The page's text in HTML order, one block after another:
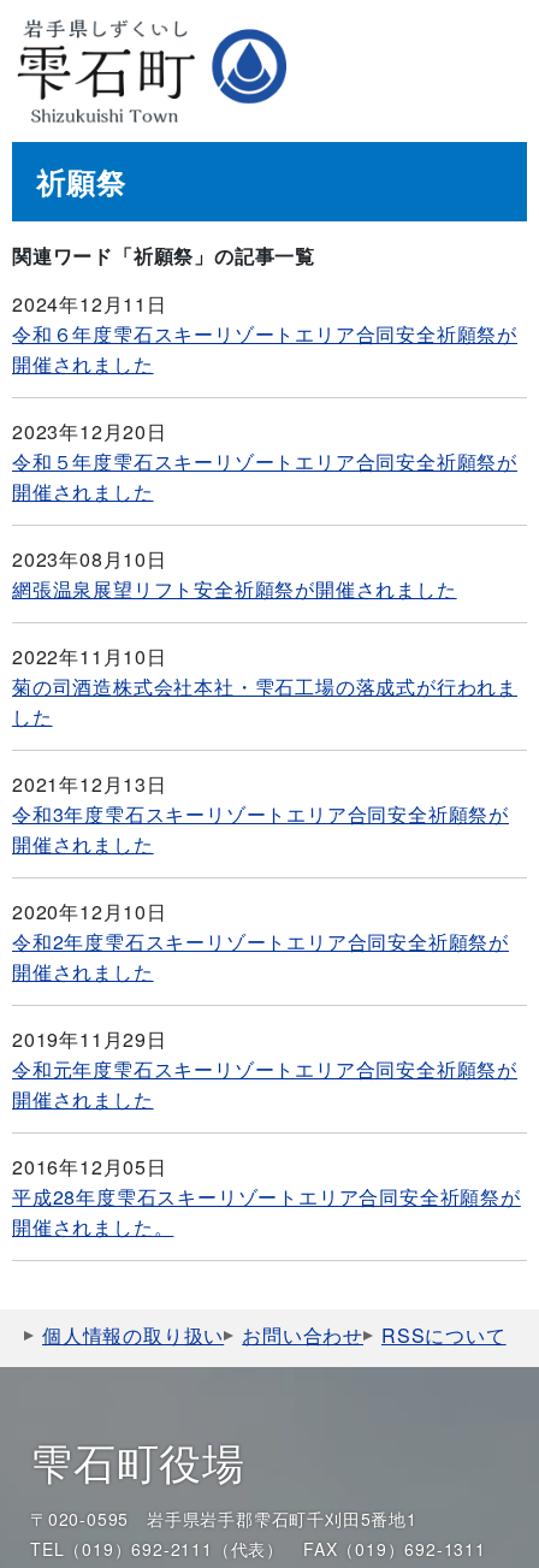
祈願祭
関連ワード「祈願祭」の記事一覧
2024年12月11日
令和６年度雫石スキーリゾートエリア合同安全祈願祭が
開催されました
2023年12月20日
令和５年度雫石スキーリゾートエリア合同安全祈願祭が
開催されました
2023年08月10日
網張温泉展望リフト安全祈願祭が開催されました
2022年11月10日
菊の司酒造株式会社本社・雫石工場の落成式が行われま
した
2021年12月13日
令和3年度雫石スキーリゾートエリア合同安全祈願祭が
開催されました
2020年12月10日
令和2年度雫石スキーリゾートエリア合同安全祈願祭が
開催されました
2019年11月29日
令和元年度雫石スキーリゾートエリア合同安全祈願祭が
開催されました
2016年12月05日
平成28年度雫石スキーリゾートエリア合同安全祈願祭が
開催されました。
個人情報の取り扱い お問い合わせ RSSについて
雫石町役場
〒020-0595 岩手県岩手郡雫石町千刈田5番地1
TEL（019）692-2111（代表）
FAX（019）692-1311